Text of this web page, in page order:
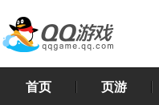
首页 页游